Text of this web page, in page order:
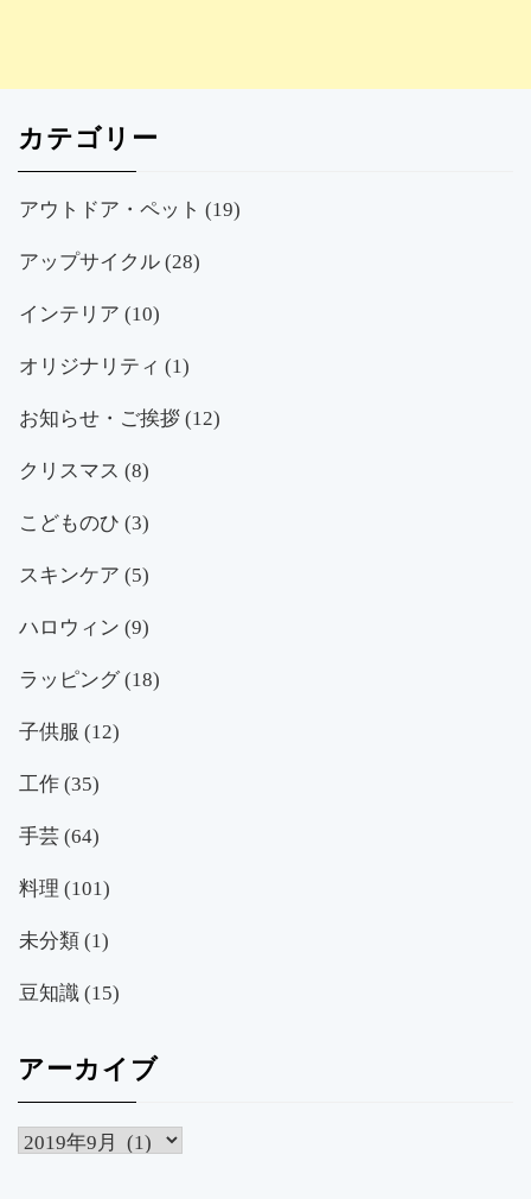
カテゴリー
アウトドア・ペット (19)
アップサイクル (28)
インテリア (10)
オリジナリティ (1)
お知らせ・ご挨拶 (12)
クリスマス (8)
こどものひ (3)
スキンケア (5)
ハロウィン (9)
ラッピング(18)
子供服 (12)
工作 (35)
手芸 (64)
料理 (101)
未分類 (1)
豆知識 (15)
アーカイブ
ア